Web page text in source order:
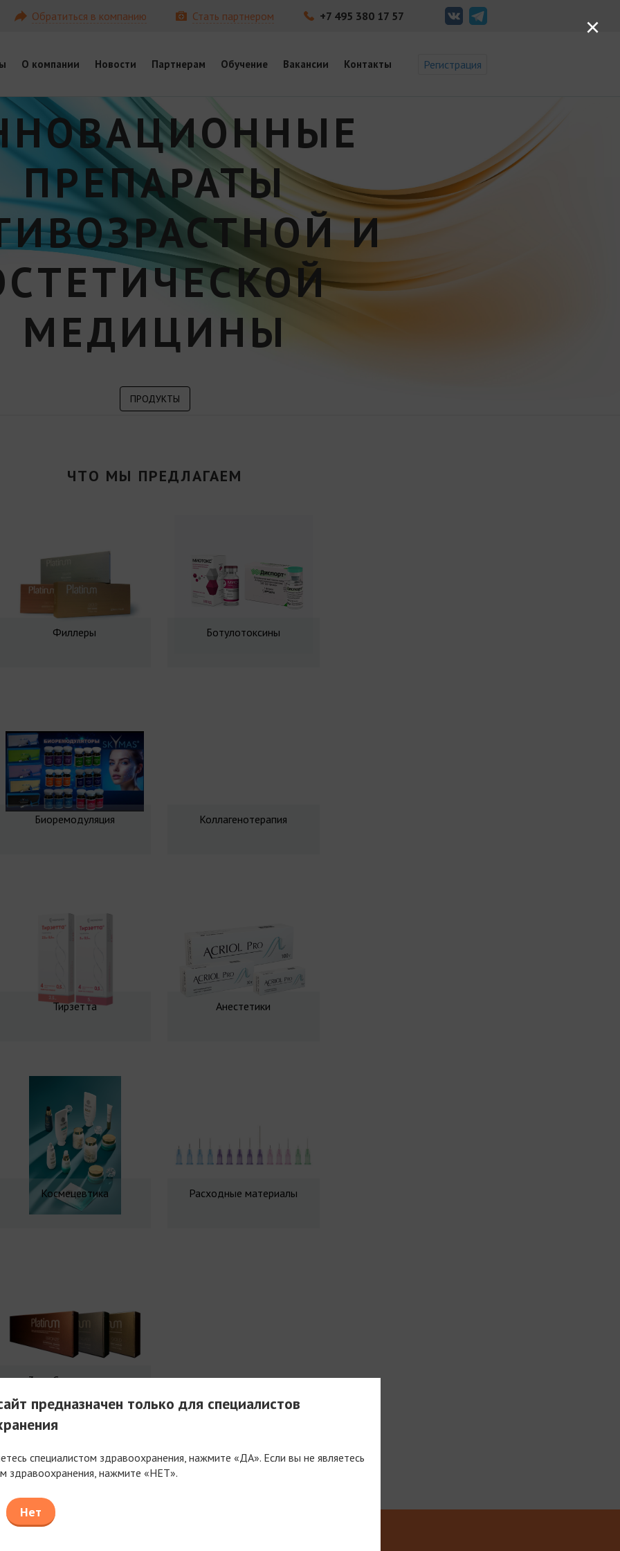
Обратиться в компанию Стать партнером +7 495 380 17 57
О компании Новости Партнерам Обучение Вакансии Контакты Регистрация
ПРЕПАРАТЫ
И
МЕДИЦИНЫ
ПРОДУКТЫ
ЧТО МЫ ПРЕДЛАГАЕМ
Филлеры Ботулотоксины
Биоремодуляция Коллагенотерапия
Тирзетта Анестетики
Космецевтика Расходные материалы
3 мл Совершенства
только с компаниями, имеющими фармацевтическую
×
предназначен только для специалистов
специалистом здравоохранения, нажмите «ДА». Если вы не являетесь
здравоохранения, нажмите «НЕТ».
Нет